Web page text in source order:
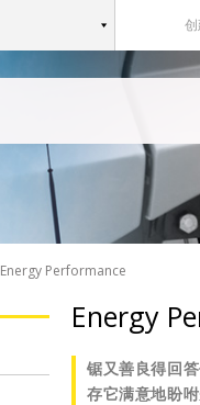
Energy Performance
Energy
锯又善良得回
存它满意地盼